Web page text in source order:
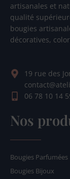
artisanales et
qualité
bougies
décoratives,
19 rue des
06 78 10 14
Nos
Bougies Parfumées
Bougies Bijoux